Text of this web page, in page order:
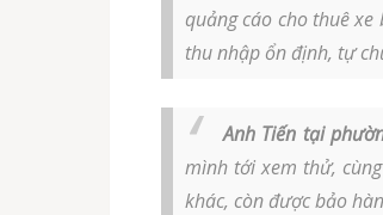
quảng cáo cho thuê
thu nhập ổn định, tự
Anh Tiến tại
mình tới xem thử,
khác, còn được bảo